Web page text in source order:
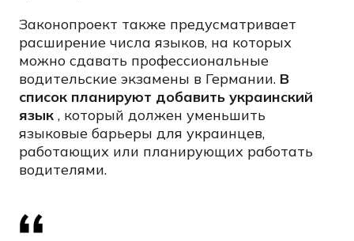
Законопроект также предусматривает
расширение числа языков, на которых
можно сдавать профессиональные
водительские экзамены в Германии. В
список планируют добавить украинский
язык , который должен уменьшить
языковые барьеры для украинцев,
работающих или планирующих работать
водителями.